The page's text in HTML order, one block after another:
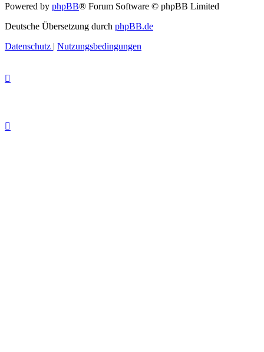
Powered by phpBB® Forum Software © phpBB Limited
Deutsche Übersetzung durch phpBB.de
Datenschutz | Nutzungsbedingungen